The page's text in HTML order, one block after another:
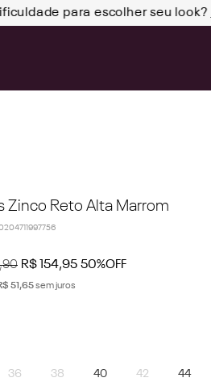
para escolher seu look?
Zinco Reto Alta Marrom
,90 R$ 154,95 50%OFF
51 ,65sem juros
36 38 40 42 44